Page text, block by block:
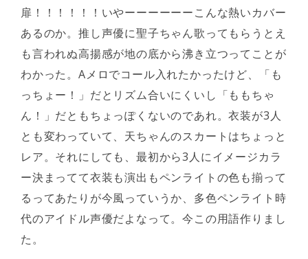
扉！！！！！！いやーーーーーーこんな熱いカバー
あるのか。推し声優に聖子ちゃん歌ってもらうとえ
も言われぬ高揚感が地の底から沸き立つってことが
わかった。Aメロでコール入れたかったけど、「も
っちょー！」だとリズム合いにくいし「ももちゃ
ん！」だともちょっぽくないのであれ。衣装が3人
とも変わっていて、天ちゃんのスカートはちょっと
レア。それにしても、最初から3人にイメージカラ
ー決まってて衣装も演出もペンライトの色も揃って
るってあたりが今風っていうか、多色ペンライト時
代のアイドル声優だよなって。今この用語作りまし
た。